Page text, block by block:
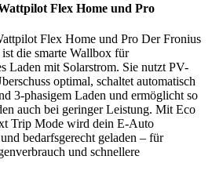
Flex Home und Pro
Flex Home und Pro Der Fronius
die smarte Wallbox für
Laden mit Solarstrom. Sie nutzt PV-
optimal, schaltet automatisch
3-phasigem Laden und ermöglicht so
auch bei geringer Leistung. Mit Eco
Trip Mode wird dein E-Auto
bedarfsgerecht geladen – für
und schnellere